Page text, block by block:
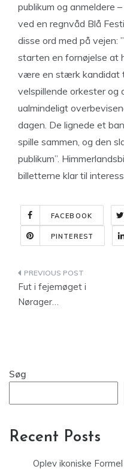
publikum og anmeldere
ved en regnvåd Blå
disse ord med på vejen:
starten en fornøjelse at
være en stærk kandidat
velspillende orkester og
ualmindeligt
dagen. De lignede et
spille sammen, og den
publikum”.
billetterne klar til
FACEBOOK
PINTEREST
Fut i fejemøget i
Nørager…
Søg
Recent Posts
Oplev ikoniske